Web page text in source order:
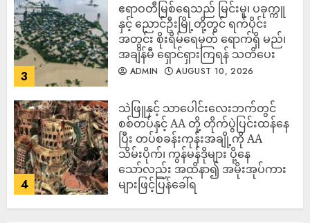
3
ဧရာဝတီမြစ်ရေသည် မြင်းမူ၊ ပခုက္ကူ
နှင့် ညောင်ဦးမြို့တို့တွင် ရက်ပိုင်း
အတွင်း စိုးရိမ်ရေမှတ် ရောက်ရှိ မည်၊
အချိန်မီ ရှောင်ရှားကြရန် သတိပေး
ADMIN AUGUST 10, 2026
4
သဲဖြူနှင့် သာပေါင်းလေးဘက်တွင်
စစ်တပ်နှင့် AA တို့ တိုက်ပွဲပြင်းထန်‌နေ
ပြီး တပ်စခန်းကုန်းအချို့ကို AA
သိမ်းပိုက်၊ ကွန်မန်ဒိုများ ပို့နေ
သော်လည်း အထိနာ၍ အမိုးအုပ်ကား
များဖြင့်ပြန်ခေါ်ရ